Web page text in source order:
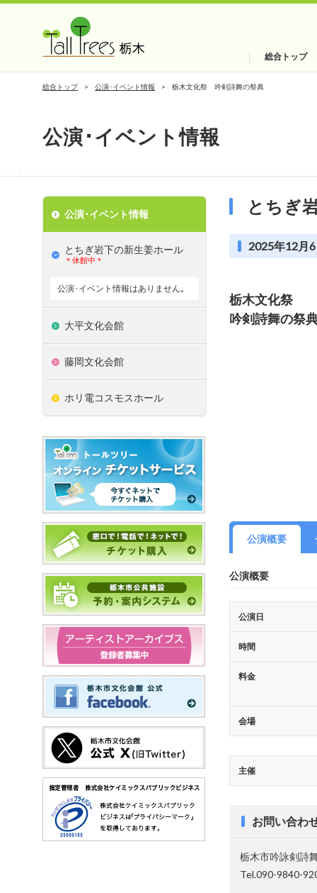
総合トップ
総合トップ 公演･イベント情報 栃木文化祭 吟剣詩舞の祭典
公演･イベント情報
とちぎ
2025年12月
栃木文化祭
吟剣詩舞の祭
公演概要
公演概要
公演日
時間
料金
会場
主催
お問い合わ
栃木市吟詠剣詩
Tel.090-9840-
公演･イベント情報
とちぎ岩下の新⽣姜ホール
＊休館中＊
公演･イベント情報はありません｡
大平文化会館
藤岡文化会館
ホリ電コスモスホール